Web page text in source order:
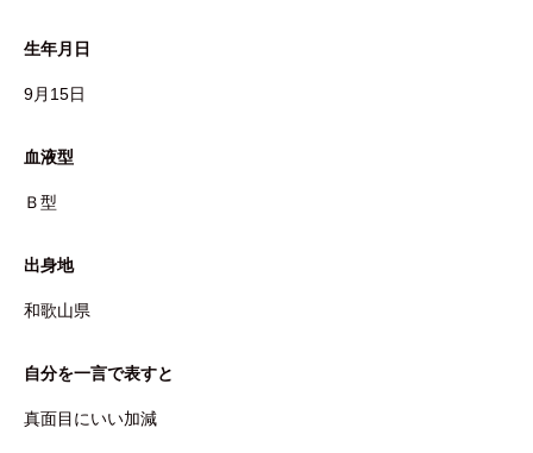
生年月日
9月15日
血液型
Ｂ型
出身地
和歌山県
自分を一言で表すと
真面目にいい加減